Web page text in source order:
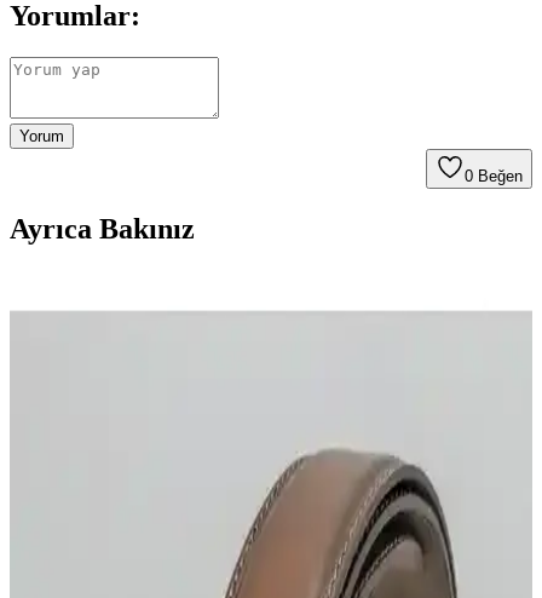
Yorumlar:
Yorum
0 Beğen
Ayrıca Bakınız
Derili Erkek Kemerleri Karşılaştırması: Gayış Özel
Deribond Erkek Kemerleri Karşılaştırması: Günlük
Kullanım İçin En İyi Seçenekler
Deribond erkek kemerleri, farklı tasarım ve malzemeleriyle günlük
kullanım için ideal seçenekler sunar. Uygun fiyatlı ve şık
modelleriyle kullanıcıların beğenisini kazanır.